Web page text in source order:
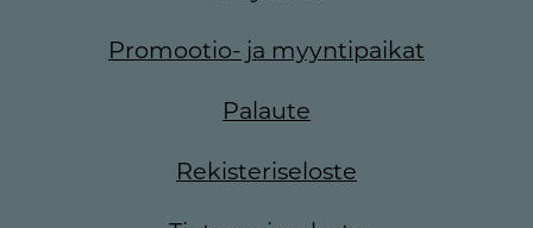
Promootio- ja myyntipaikat
Palaute
Rekisteriseloste